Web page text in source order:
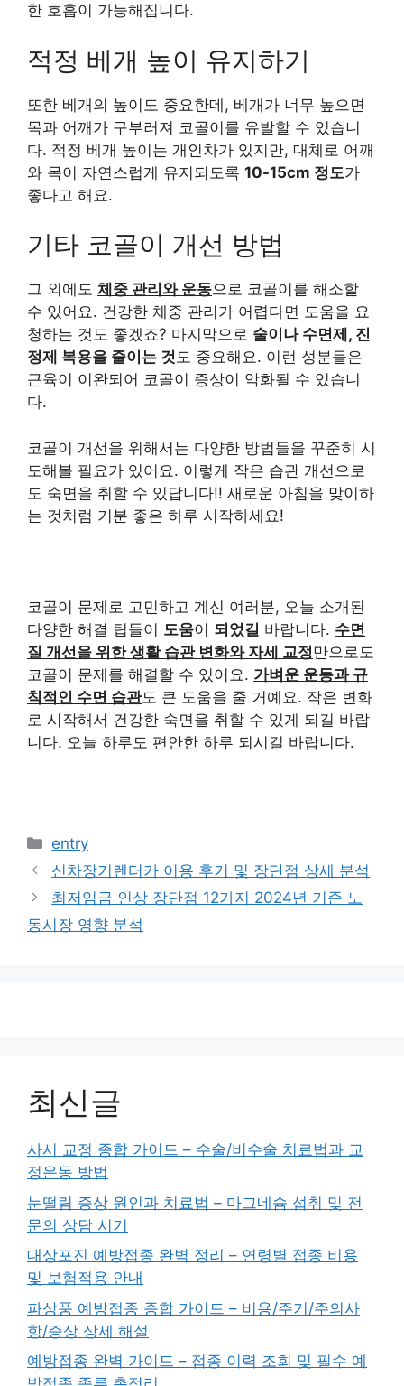
한 호흡이 가능해집니다.
적정 베개 높이 유지하기
또한 베개의 높이도 중요한데, 베개가 너무 높으면
목과 어깨가 구부러져 코골이를 유발할 수 있습니
다. 적정 베개 높이는 개인차가 있지만, 대체로 어깨
와 목이 자연스럽게 유지되도록 10-15cm 정도가
좋다고 해요.
기타 코골이 개선 방법
그 외에도 체중 관리와 운동으로 코골이를 해소할
수 있어요. 건강한 체중 관리가 어렵다면 도움을 요
청하는 것도 좋겠죠? 마지막으로 술이나 수면제, 진
정제 복용을 줄이는 것도 중요해요. 이런 성분들은
근육이 이완되어 코골이 증상이 악화될 수 있습니
다.
코골이 개선을 위해서는 다양한 방법들을 꾸준히 시
도해볼 필요가 있어요. 이렇게 작은 습관 개선으로
도 숙면을 취할 수 있답니다!! 새로운 아침을 맞이하
는 것처럼 기분 좋은 하루 시작하세요!
코골이 문제로 고민하고 계신 여러분, 오늘 소개된
다양한 해결 팁들이 도움이 되었길 바랍니다. 수면
질 개선을 위한 생활 습관 변화와 자세 교정만으로도
코골이 문제를 해결할 수 있어요. 가벼운 운동과 규
칙적인 수면 습관도 큰 도움을 줄 거예요. 작은 변화
로 시작해서 건강한 숙면을 취할 수 있게 되길 바랍
니다. 오늘 하루도 편안한 하루 되시길 바랍니다.
카
테
리
entry
신차장기렌터카 이용 후기 및 장단점 상세 분석
최저임금 인상 장단점 12가지 2024년 기준 노
동시장 영향 분석
최신글
사시 교정 종합 가이드 – 수술/비수술 치료법과 교
정운동 방법
눈떨림 증상 원인과 치료법 – 마그네슘 섭취 및 전
문의 상담 시기
대상포진 예방접종 완벽 정리 – 연령별 접종 비용
및 보험적용 안내
파상풍 예방접종 종합 가이드 – 비용/주기/주의사
항/증상 상세 해설
예방접종 완벽 가이드 – 접종 이력 조회 및 필수 예